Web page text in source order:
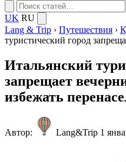
UK RU
Lang & Trip › Путешествия ›
туристический город
Итальянский
запрещает
избежать
Автор: Lang&Trip 1